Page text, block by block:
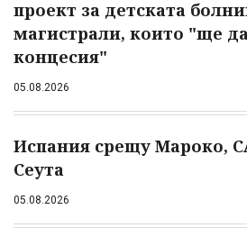
проект за детската
магистрали, които "ще
концесия"
05.08.2026
Испания срещу Мароко,
Сеута
05.08.2026